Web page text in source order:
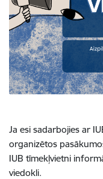
Ja esi sadarbojies ar
organizētos
IUB tīmekļvietni
viedokli.